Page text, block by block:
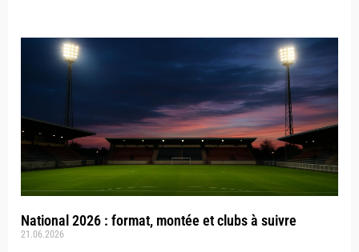
National 2026 : format, montée et clubs à suivre
21.06.2026